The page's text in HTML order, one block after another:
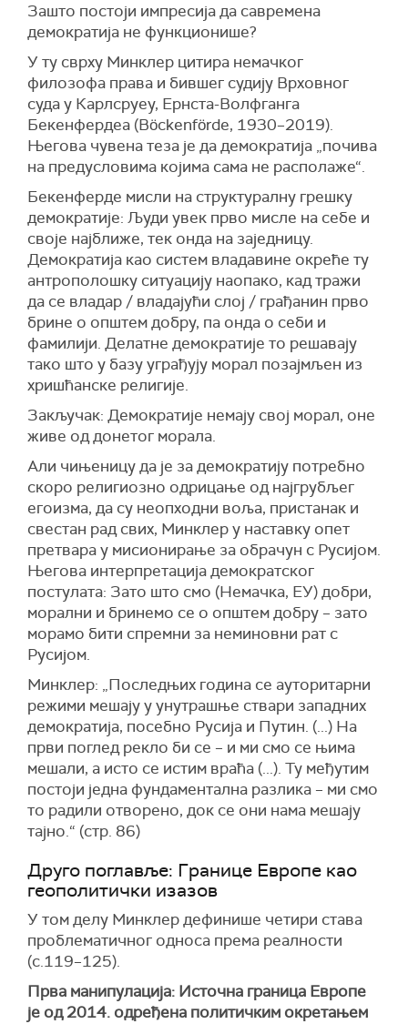
Зашто постоји импресија да савремена
демократија не функционише?
У ту сврху Минклер цитира немачког
филозофа права и бившег судију Врховног
суда у Карлсруеу, Ернста-Волфганга
Бекенфердеа (Böckenförde, 1930–2019).
Његова чувена теза је да демократија „почива
на предусловима којима сама не располаже“.
Бекенферде мисли на структуралну грешку
демократије: Људи увек прво мисле на себе и
своје најближе, тек онда на заједницу.
Демократија као систем владавине окреће ту
антрополошку ситуацију наопако, кад тражи
да се владар / владајући слој / грађанин прво
брине о општем добру, па онда о себи и
фамилији. Делатне демократије то решавају
тако што у базу уграђују морал позајмљен из
хришћанске религије.
Закључак: Демократије немају свој морал, оне
живе од донетог морала.
Али чињеницу да је за демократију потребно
скоро религиозно одрицање од најгрубљег
егоизма, да су неопходни воља, пристанак и
свестан рад свих, Минклер у наставку опет
претвара у мисионирање за обрачун с Русијом.
Његова интерпретација демократског
постулата: Зато што смо (Немачка, ЕУ) добри,
морални и бринемо се о општем добру – зато
морамо бити спремни за неминовни рат с
Русијом.
Минклер: „Последњих година се ауторитарни
режими мешају у унутрашње ствари западних
демократија, посебно Русија и Путин. (...) На
први поглед рекло би се – и ми смо се њима
мешали, а исто се истим враћа (...). Ту међутим
постоји једна фундаментална разлика – ми смо
то радили отворено, док се они нама мешају
тајно.“ (стр. 86)
Друго поглавље: Границе Европе као
геополитички изазов
У том делу Минклер дефинише четири става
проблематичног односа према реалности
(с.119–125).
Прва манипулација: Источна граница Европе
је од 2014. одређена политичким окретањем